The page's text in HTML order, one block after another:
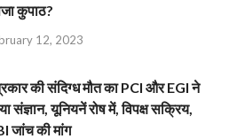
कुपाठ?
12, 2023
की संदिग्ध मौत का PCI और EGI ने
संज्ञान, यूनियनें रोष में, विपक्ष सक्रिय,
जांच की मांग